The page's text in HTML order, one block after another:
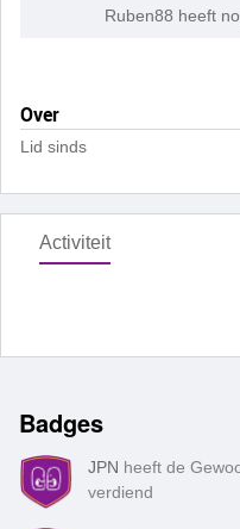
Ruben88 heeft
Over
Lid sinds
Activiteit
Badges
JPN heeft de
verdiend